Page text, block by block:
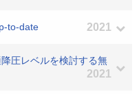
to-date 2021
圧レベルを検討する無
2021